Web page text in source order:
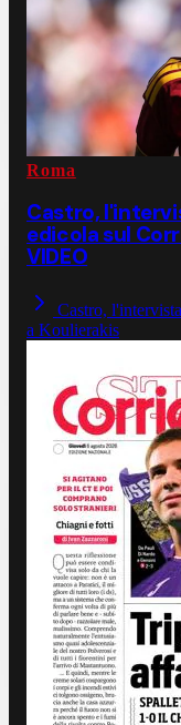
Roma
Castro,
edicola sul
VIDEO
Castro,
a Koulierakis